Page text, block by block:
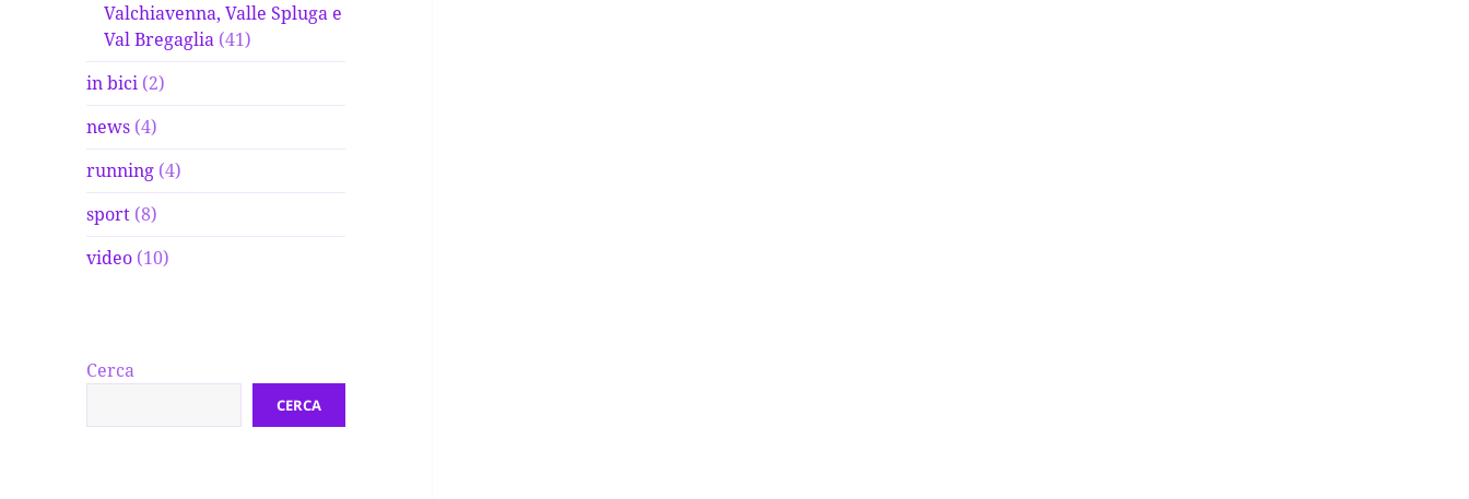
Valchiavenna, Valle Spluga e
Val Bregaglia (41)
in bici (2)
news (4)
running (4)
sport (8)
video (10)
Cerca
CERCA